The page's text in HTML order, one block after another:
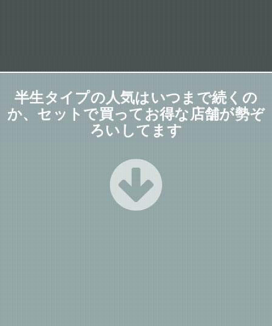
半生タイプの人気はいつまで続くの
か、セットで買ってお得な店舗が勢ぞ
ろいしてます